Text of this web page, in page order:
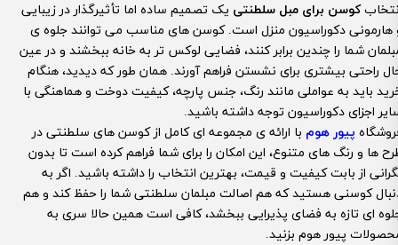
کوسن برای مبل سلطنتی یک تصمیم ساده اما تأثیرگذار در زیبایی
هارمونی دکوراسیون منزل است. کوسن های مناسب می توانند جلوه ی
شما را چندین برابر کنند، فضایی لوکس تر به خانه ببخشند و در عین
راحتی بیشتری برای نشستن فراهم آورند. همان طور که دیدید، هنگام
باید به عواملی مانند رنگ، جنس پارچه، کیفیت دوخت و هماهنگی با
اجزای دکوراسیون توجه داشته باشید.
پیور هوم با ارائه ی مجموعه ای کامل از کوسن های سلطنتی در
ها و رنگ های متنوع، این امکان را برای شما فراهم کرده است تا بدون
از بابت کیفیت و قیمت، بهترین انتخاب را داشته باشید. اگر به
کوسنی هستید که هم اصالت مبلمان سلطنتی شما را حفظ کند و هم
ای تازه به فضای پذیرایی ببخشد، کافی است همین حالا سری به
پیور هوم بزنید.